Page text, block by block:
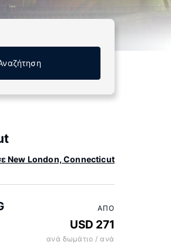
New London, Connecticut
ΑΠΌ
USD 271
ανά δωμάτιο / ανά